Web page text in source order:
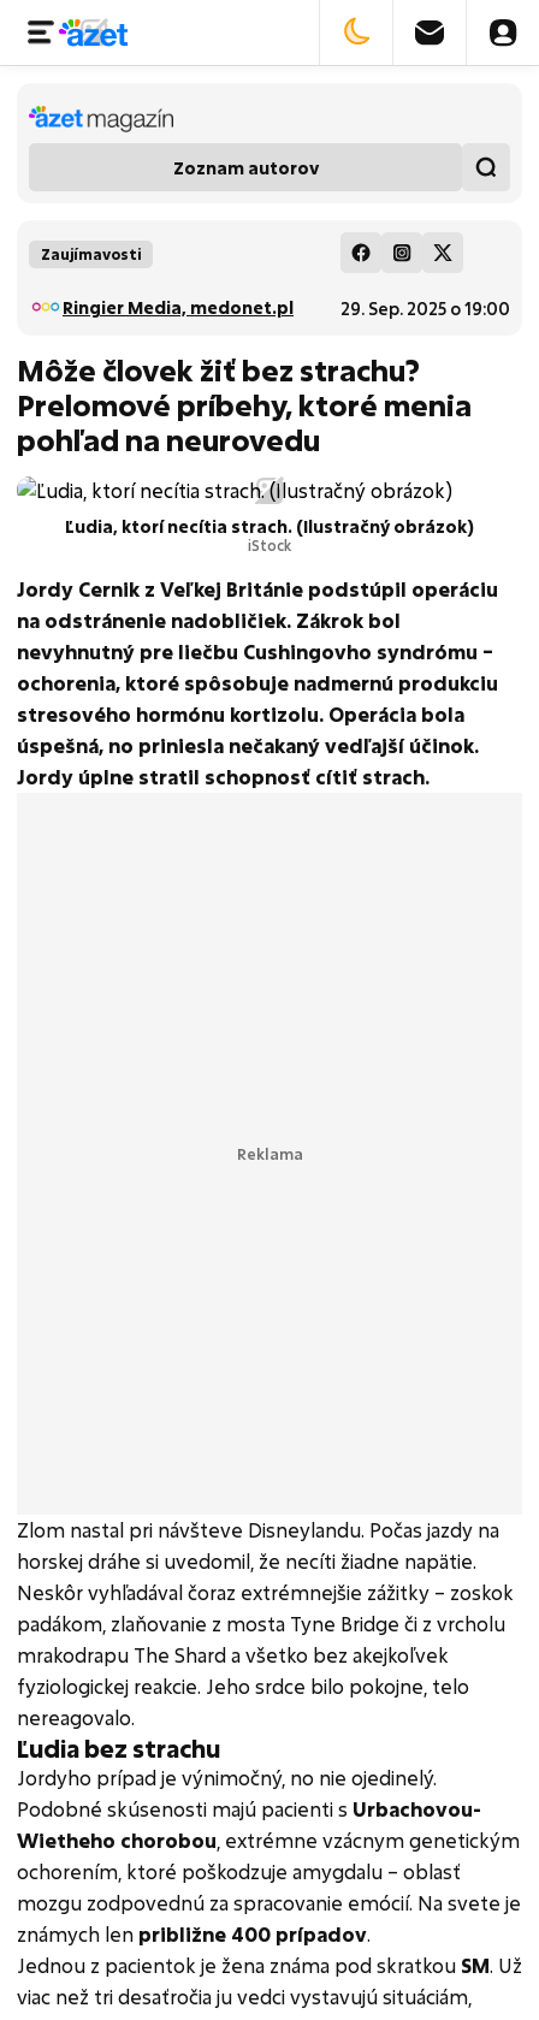
Zoznam autorov
Zaujímavosti
29. Sep. 2025 o 19:00
Ringier Media, medonet.pl
Môže človek žiť bez strachu?
Prelomové príbehy, ktoré menia
pohľad na neurovedu
Ľudia, ktorí necítia strach. (Ilustračný obrázok)
iStock
Jordy Cernik z Veľkej Británie podstúpil operáciu
na odstránenie nadobličiek. Zákrok bol
nevyhnutný pre liečbu Cushingovho syndrómu –
ochorenia, ktoré spôsobuje nadmernú produkciu
stresového hormónu kortizolu. Operácia bola
úspešná, no priniesla nečakaný vedľajší účinok.
Jordy úplne stratil schopnosť cítiť strach.
Zlom nastal pri návšteve Disneylandu. Počas jazdy na
horskej dráhe si uvedomil, že necíti žiadne napätie.
Neskôr vyhľadával čoraz extrémnejšie zážitky – zoskok
padákom, zlaňovanie z mosta Tyne Bridge či z vrcholu
mrakodrapu The Shard a všetko bez akejkoľvek
fyziologickej reakcie. Jeho srdce bilo pokojne, telo
nereagovalo.
Ľudia bez strachu
Jordyho prípad je výnimočný, no nie ojedinelý.
Podobné skúsenosti majú pacienti s Urbachovou-
Wietheho chorobou , extrémne vzácnym genetickým
ochorením, ktoré poškodzuje amygdalu – oblasť
mozgu zodpovednú za spracovanie emócií. Na svete je
známych len približne 400 prípadov.
Jednou z pacientok je žena známa pod skratkou SM. Už
viac než tri desaťročia ju vedci vystavujú situáciám,